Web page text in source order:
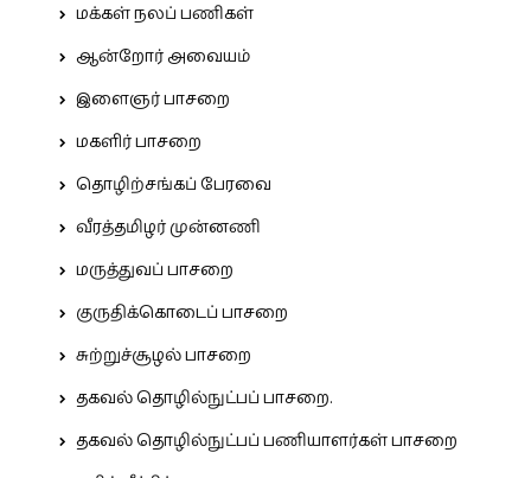
மக்கள் நலப் பணிகள்
ஆன்றோர் அவையம்
இளைஞர் பாசறை
மகளிர் பாசறை
தொழிற்சங்கப் பேரவை
வீரத்தமிழர் முன்னணி
மருத்துவப் பாசறை
குருதிக்கொடைப் பாசறை
சுற்றுச்சூழல் பாசறை
தகவல் தொழில்நுட்பப் பாசறை.
தகவல் தொழில்நுட்பப் பணியாளர்கள் பாசறை